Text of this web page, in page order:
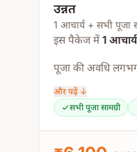
उन्नत
1 आचार्य + सभी पूजा
इस पैकेज में1
पूजा की अवधि
पूजा प्रक्रिया:
कलश पूजा
और पढ़ें ↓
सभी पूजा सामग्री